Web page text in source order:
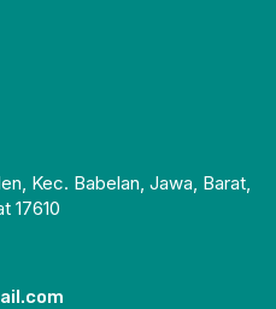
Kec. Babelan, Jawa, Barat,
17610